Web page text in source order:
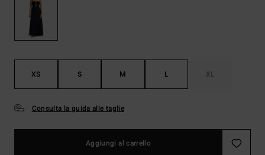
XS S M L XL
Consulta la guida alle taglie
Aggiungi al carrello